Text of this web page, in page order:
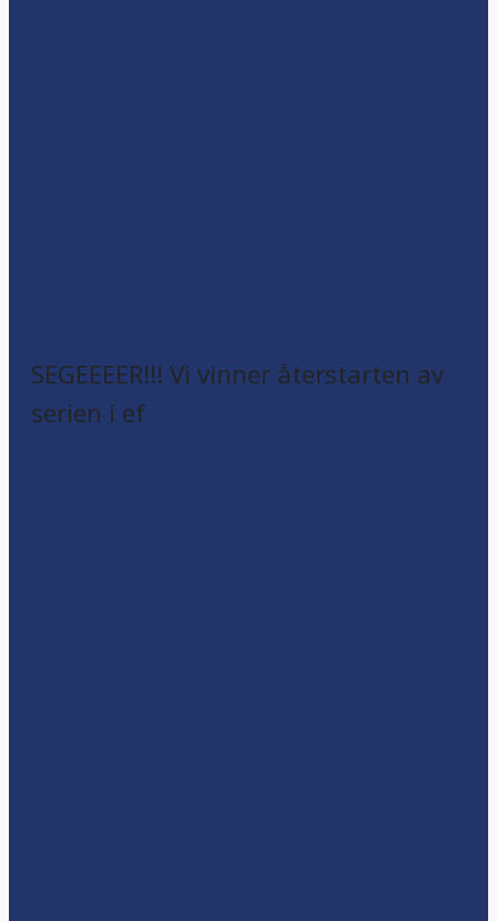
SEGEEEER!!! Vi vinner återstarten av
serien i ef